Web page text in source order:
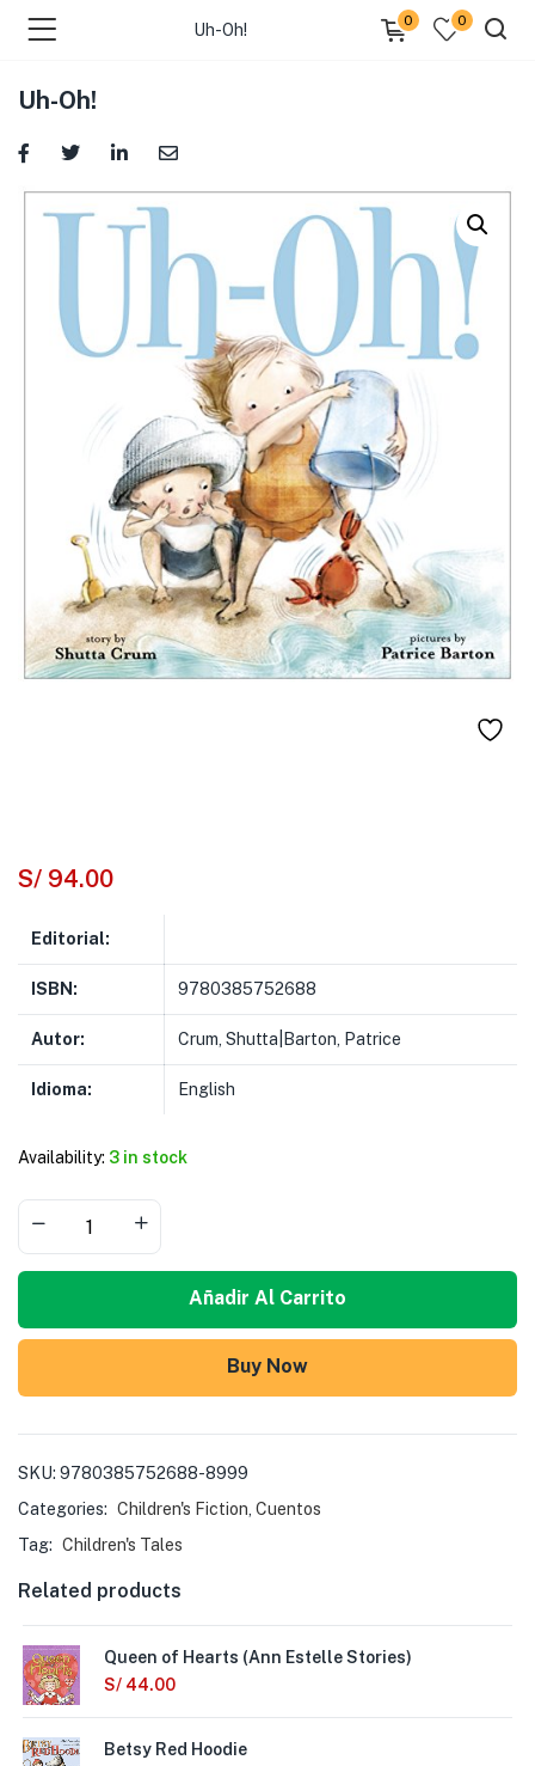
Uh-Oh!
0 0
Uh-Oh!
S/ 94.00
Editorial:
ISBN: 9780385752688
Autor: Crum, Shutta|Barton, Patrice
Idioma: English
Availability: 3 in stock
Añadir Al Carrito
Buy Now
SKU: 9780385752688-8999
Categories: Children's Fiction Cuentos
Tag: Children's Tales
Related products
Queen of Hearts (Ann Estelle Stories)
S/ 44.00
Betsy Red Hoodie